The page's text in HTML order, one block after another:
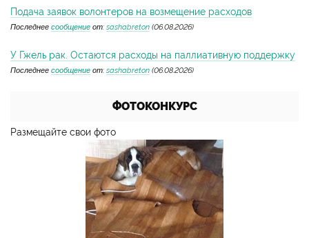
Подача заявок волонтеров на возмещение расходов
Последнее сообщение от: sashabreton (06.08.2026)
У Гжель рак. Остаются расходы на паллиативную поддержку
Последнее сообщение от: sashabreton (06.08.2026)
ФОТОКОНКУРС
Размещайте свои фото